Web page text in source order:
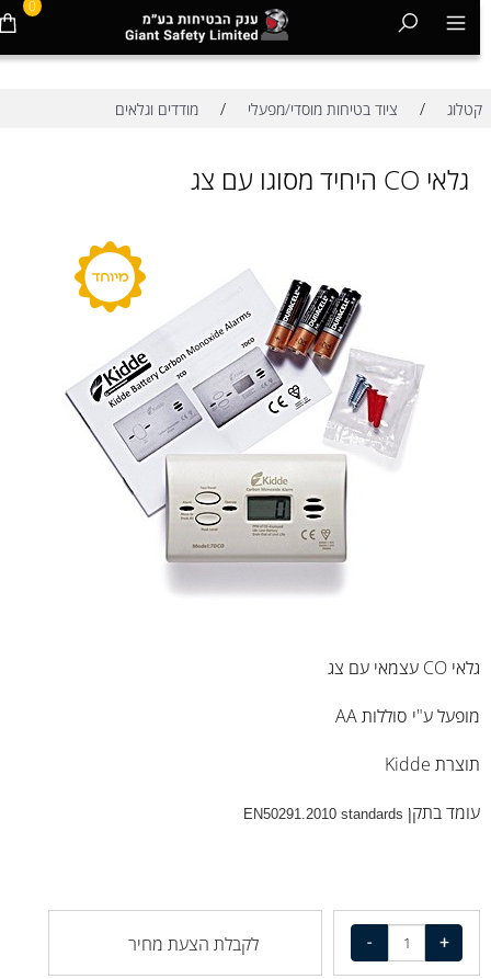
0
קטלוג ציוד בטיחות מוסדי/מפעלי מודדים וגלאים
גלאי CO היחיד מסוגו עם צג
גלאי CO עצמאי עם צג
מופעל ע"י סוללות AA
תוצרת Kidde
עומד בתקן EN50291.2010 standards
לקבלת הצעת מחיר